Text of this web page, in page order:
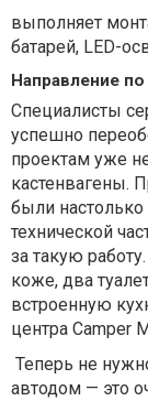
выполняет
батарей, LED-
Направление
Специалисты
успешно
проектам уже
кастенвагены.
были
технической
за такую
коже, два
встроенную
центра Camper
Теперь не
автодом — это